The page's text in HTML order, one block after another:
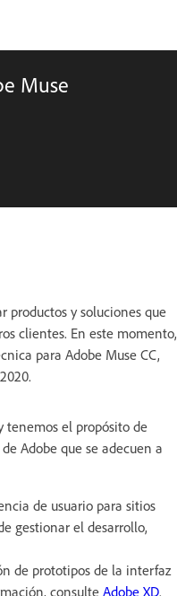
Muse
productos y soluciones que
clientes. En este momento,
para Adobe Muse CC,
tenemos el propósito de
Adobe que se adecuen a
de usuario para sitios
gestionar el desarrollo,
de prototipos de la interfaz
consulte Adobe XD.